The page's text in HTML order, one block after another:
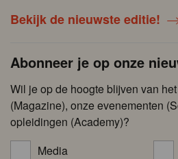
Bekijk de nieuwste editie!
Abonneer je op onze
Wil je op de hoogte blijven van
(Magazine), onze evenementen
opleidingen (Academy)?
Media